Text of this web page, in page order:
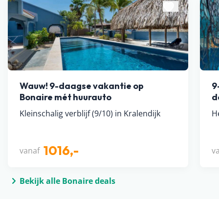
Wauw! 9-daagse vakantie op
Bonaire mét huurauto
Kleinschalig verblijf (9/10) in Kralendijk
vanaf 1016,-
Bekijk alle Bonaire deals